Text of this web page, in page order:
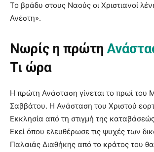
Το βράδυ στους Ναούς οι Χριστιανοί
Ανέστη».
Νωρίς η πρώτη
Τι ώρα
Η πρώτη Ανάσταση γίνεται το πρωί του
Σαββάτου. Η Ανάσταση του Χριστού
Εκκλησία από τη στιγμή της
Εκεί όπου ελευθέρωσε τις ψυχές των
Παλαιάς Διαθήκης από το κράτος του